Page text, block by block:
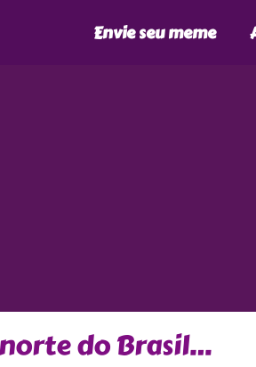
Envie seu meme
do Brasil…